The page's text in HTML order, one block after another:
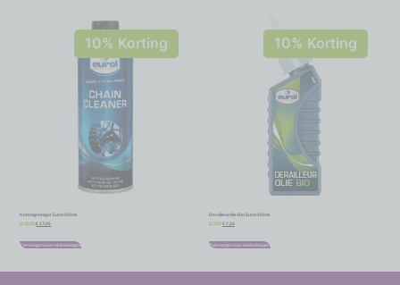
10% Korting
Kettingreiniger Eurol 500ml
€18,95 € 17,06
Toevoegen aan winkelwagen
10% Korting
Derailleurolie Bio Eurol 100ml
€ 7,95 € 7,16
Toevoegen aan winkelwagen